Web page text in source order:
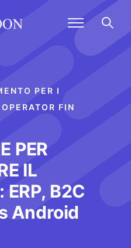
PER I
FIN
PER
IL
ERP, B2C
Android